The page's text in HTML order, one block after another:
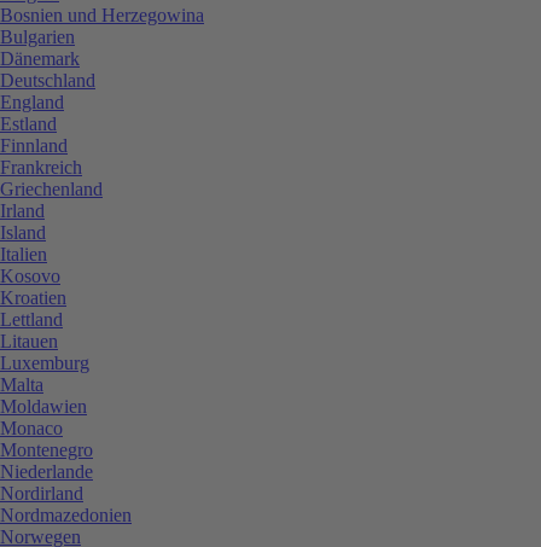
Bosnien und Herzegowina
Bulgarien
Dänemark
Deutschland
England
Estland
Finnland
Frankreich
Griechenland
Irland
Island
Italien
Kosovo
Kroatien
Lettland
Litauen
Luxemburg
Malta
Moldawien
Monaco
Montenegro
Niederlande
Nordirland
Nordmazedonien
Norwegen